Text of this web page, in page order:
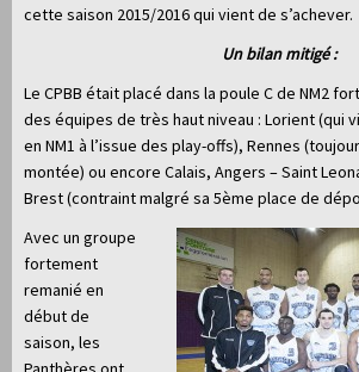
cette saison 2015/2016 qui vient de s’achever.
Un bilan mitigé :
Le CPBB était placé dans la poule C de NM2
des équipes de très haut niveau : Lorient (qui
en NM1 à l’issue des play-offs), Rennes
montée) ou encore Calais, Angers – Saint
Brest (contraint malgré sa 5ème place de
Avec un groupe
fortement
remanié en
début de
saison, les